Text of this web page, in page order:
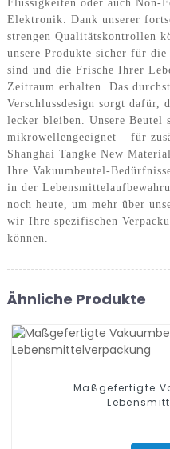
Flüssigkeiten oder auch Non-
Elektronik. Dank unserer
strengen Qualitätskontrollen
unsere Produkte sicher für
sind und die Frische Ihrer
Zeitraum erhalten. Das
Verschlussdesign sorgt dafür,
lecker bleiben. Unsere Beutel
mikrowellengeeignet – für
Shanghai Tangke New
Ihre Vakuumbeutel-
in der
noch heute, um mehr über
wir Ihre spezifischen
können.
Ähnliche Produkte
Maßgefertigte